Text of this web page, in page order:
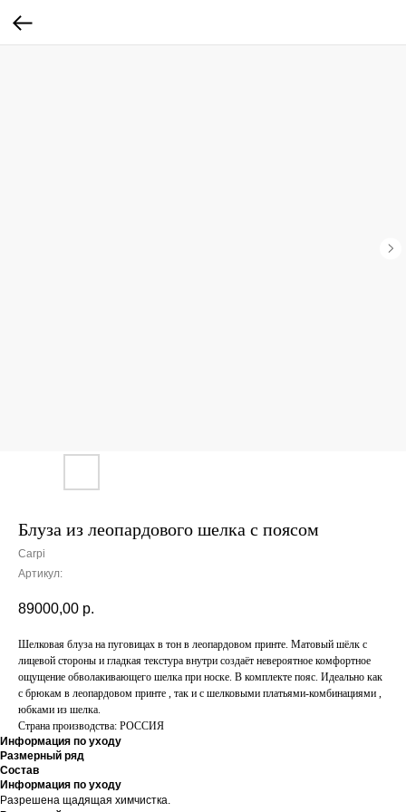
Блуза из леопардового шелка с поясом
Carpi
Артикул:
89000,00 р.
Шелковая блуза на пуговицах в тон в леопардовом принте. Матовый шёлк с
лицевой стороны и гладкая текстура внутри создаёт невероятное комфортное
ощущение обволакивающего шелка при носке. В комплекте пояс. Идеально как
с брюкам в леопардовом принте , так и с шелковыми платьями-комбинациями ,
юбками из шелка.
Страна производства: РОССИЯ
Информация по уходу
Размерный ряд
Состав
Информация по уходу
Разрешена щадящая химчистка.